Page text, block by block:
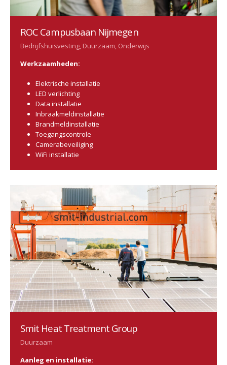
ROC Campusbaan Nijmegen
Bedrijfshuisvesting, Duurzaam, Onderwijs
Werkzaamheden:
Elektrische installatie
LED verlichting
Data installatie
Inbraakmeldinstallatie
Brandmeldinstallatie
Toegangscontrole
Camerabeveiliging
WiFi installatie
Smit Heat Treatment Group
Duurzaam
Aanleg en installatie: